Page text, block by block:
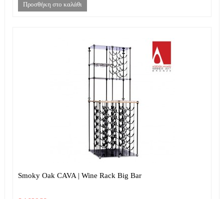
Προσθήκη στο καλάθι
Smoky Oak CAVA | Wine Rack Big Bar